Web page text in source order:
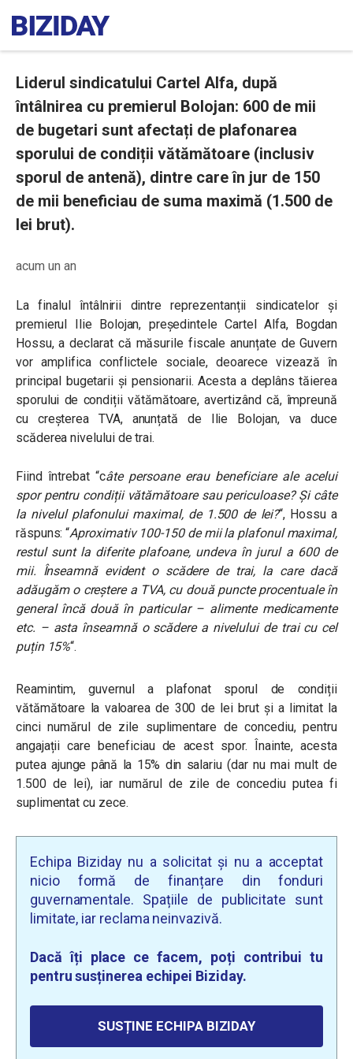
Liderul sindicatului Cartel Alfa, după
întâlnirea cu premierul Bolojan: 600 de mii
de bugetari sunt afectați de plafonarea
sporului de condiții vătămătoare (inclusiv
sporul de antenă), dintre care în jur de 150
de mii beneficiau de suma maximă (1.500 de
lei brut).
acum un an
La finalul întâlnirii dintre reprezentanții sindicatelor și
premierul Ilie Bolojan, președintele Cartel Alfa, Bogdan
Hossu, a declarat că măsurile fiscale anunțate de Guvern
vor amplifica conflictele sociale, deoarece vizează în
principal bugetarii și pensionarii. Acesta a deplâns tăierea
sporului de condiții vătămătoare, avertizând că, împreună
cu creșterea TVA, anunțată de Ilie Bolojan, va duce
scăderea nivelului de trai.
Fiind întrebat “câte persoane erau beneficiare ale acelui
spor pentru condiții vătămătoare sau periculoase? Și câte
la nivelul plafonului maximal, de 1.500 de lei?“, Hossu a
răspuns: “Aproximativ 100-150 de mii la plafonul maximal,
restul sunt la diferite plafoane, undeva în jurul a 600 de
mii. Înseamnă evident o scădere de trai, la care dacă
adăugăm o creștere a TVA, cu două puncte procentuale în
general încă două în particular – alimente medicamente
etc. – asta înseamnă o scădere a nivelului de trai cu cel
puțin 15%“.
Reamintim, guvernul a plafonat sporul de condiții
vătămătoare la valoarea de 300 de lei brut și a limitat la
cinci numărul de zile suplimentare de concediu, pentru
angajații care beneficiau de acest spor. Înainte, acesta
putea ajunge până la 15% din salariu (dar nu mai mult de
1.500 de lei), iar numărul de zile de concediu putea fi
suplimentat cu zece.
Echipa Biziday nu a solicitat și nu a acceptat
nicio formă de finanțare din fonduri
guvernamentale. Spațiile de publicitate sunt
limitate, iar reclama neinvazivă.
Dacă îți place ce facem, poți contribui tu
pentru susținerea echipei Biziday.
SUSȚINE ECHIPA BIZIDAY